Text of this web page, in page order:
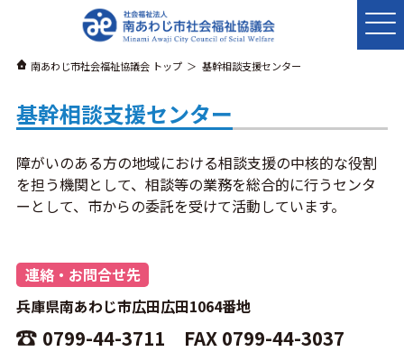
南あわじ市社会福祉協議会 トップ 基幹相談支援センター
基幹相談支援センター
障がいのある方の地域における相談支援の中核的な役割
を担う機関として、相談等の業務を総合的に行うセンタ
ーとして、市からの委託を受けて活動しています。
連絡・お問合せ先
兵庫県南あわじ市広田広田1064番地
0799-44-3711 FAX 0799-44-3037